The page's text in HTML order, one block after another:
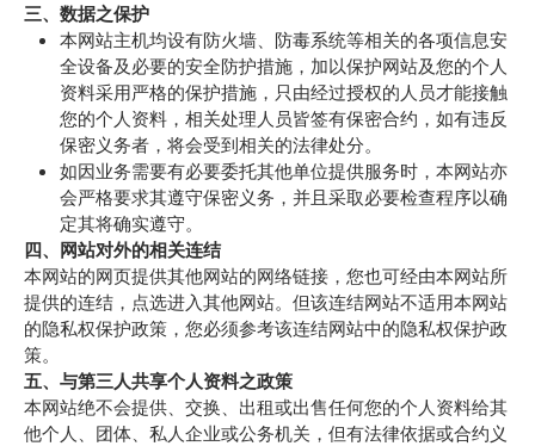
三、数据之保护
本网站主机均设有防火墙、防毒系统等相关的各项信息安
全设备及必要的安全防护措施，加以保护网站及您的个人
资料采用严格的保护措施，只由经过授权的人员才能接触
您的个人资料，相关处理人员皆签有保密合约，如有违反
保密义务者，将会受到相关的法律处分。
如因业务需要有必要委托其他单位提供服务时，本网站亦
会严格要求其遵守保密义务，并且采取必要检查程序以确
定其将确实遵守。
四、网站对外的相关连结
本网站的网页提供其他网站的网络链接，您也可经由本网站所
提供的连结，点选进入其他网站。但该连结网站不适用本网站
的隐私权保护政策，您必须参考该连结网站中的隐私权保护政
策。
五、与第三人共享个人资料之政策
本网站绝不会提供、交换、出租或出售任何您的个人资料给其
他个人、团体、私人企业或公务机关，但有法律依据或合约义